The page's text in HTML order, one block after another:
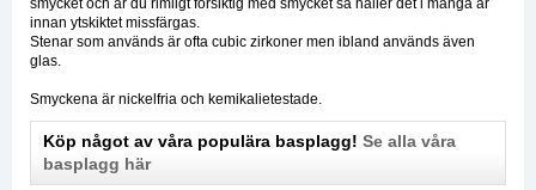
smycket och är du rimligt försiktig med smycket så håller det i många år
innan ytskiktet missfärgas.
Stenar som används är ofta cubic zirkoner men ibland används även
glas.
Smyckena är nickelfria och kemikalietestade.
Köp något av våra populära basplagg! Se alla våra
basplagg här